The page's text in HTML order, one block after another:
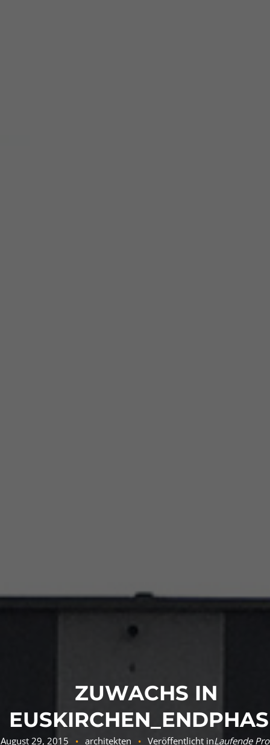
ZUWACHS IN
August 29, 2015 architekten Veröffentlicht inLaufende